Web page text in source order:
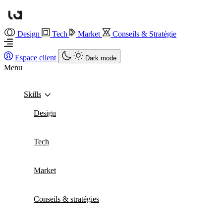
Design Tech Market Conseils & Stratégie
Espace client Dark mode
Menu
Skills
Design
Tech
Market
Conseils & stratégies